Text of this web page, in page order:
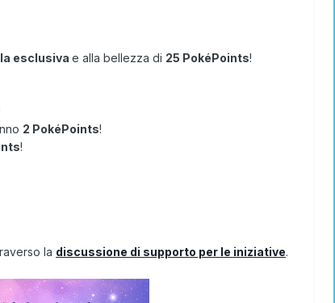
esclusiva e alla bellezza di 25 PokéPoints!
2 PokéPoints!
!
la discussione di supporto per le iniziative.